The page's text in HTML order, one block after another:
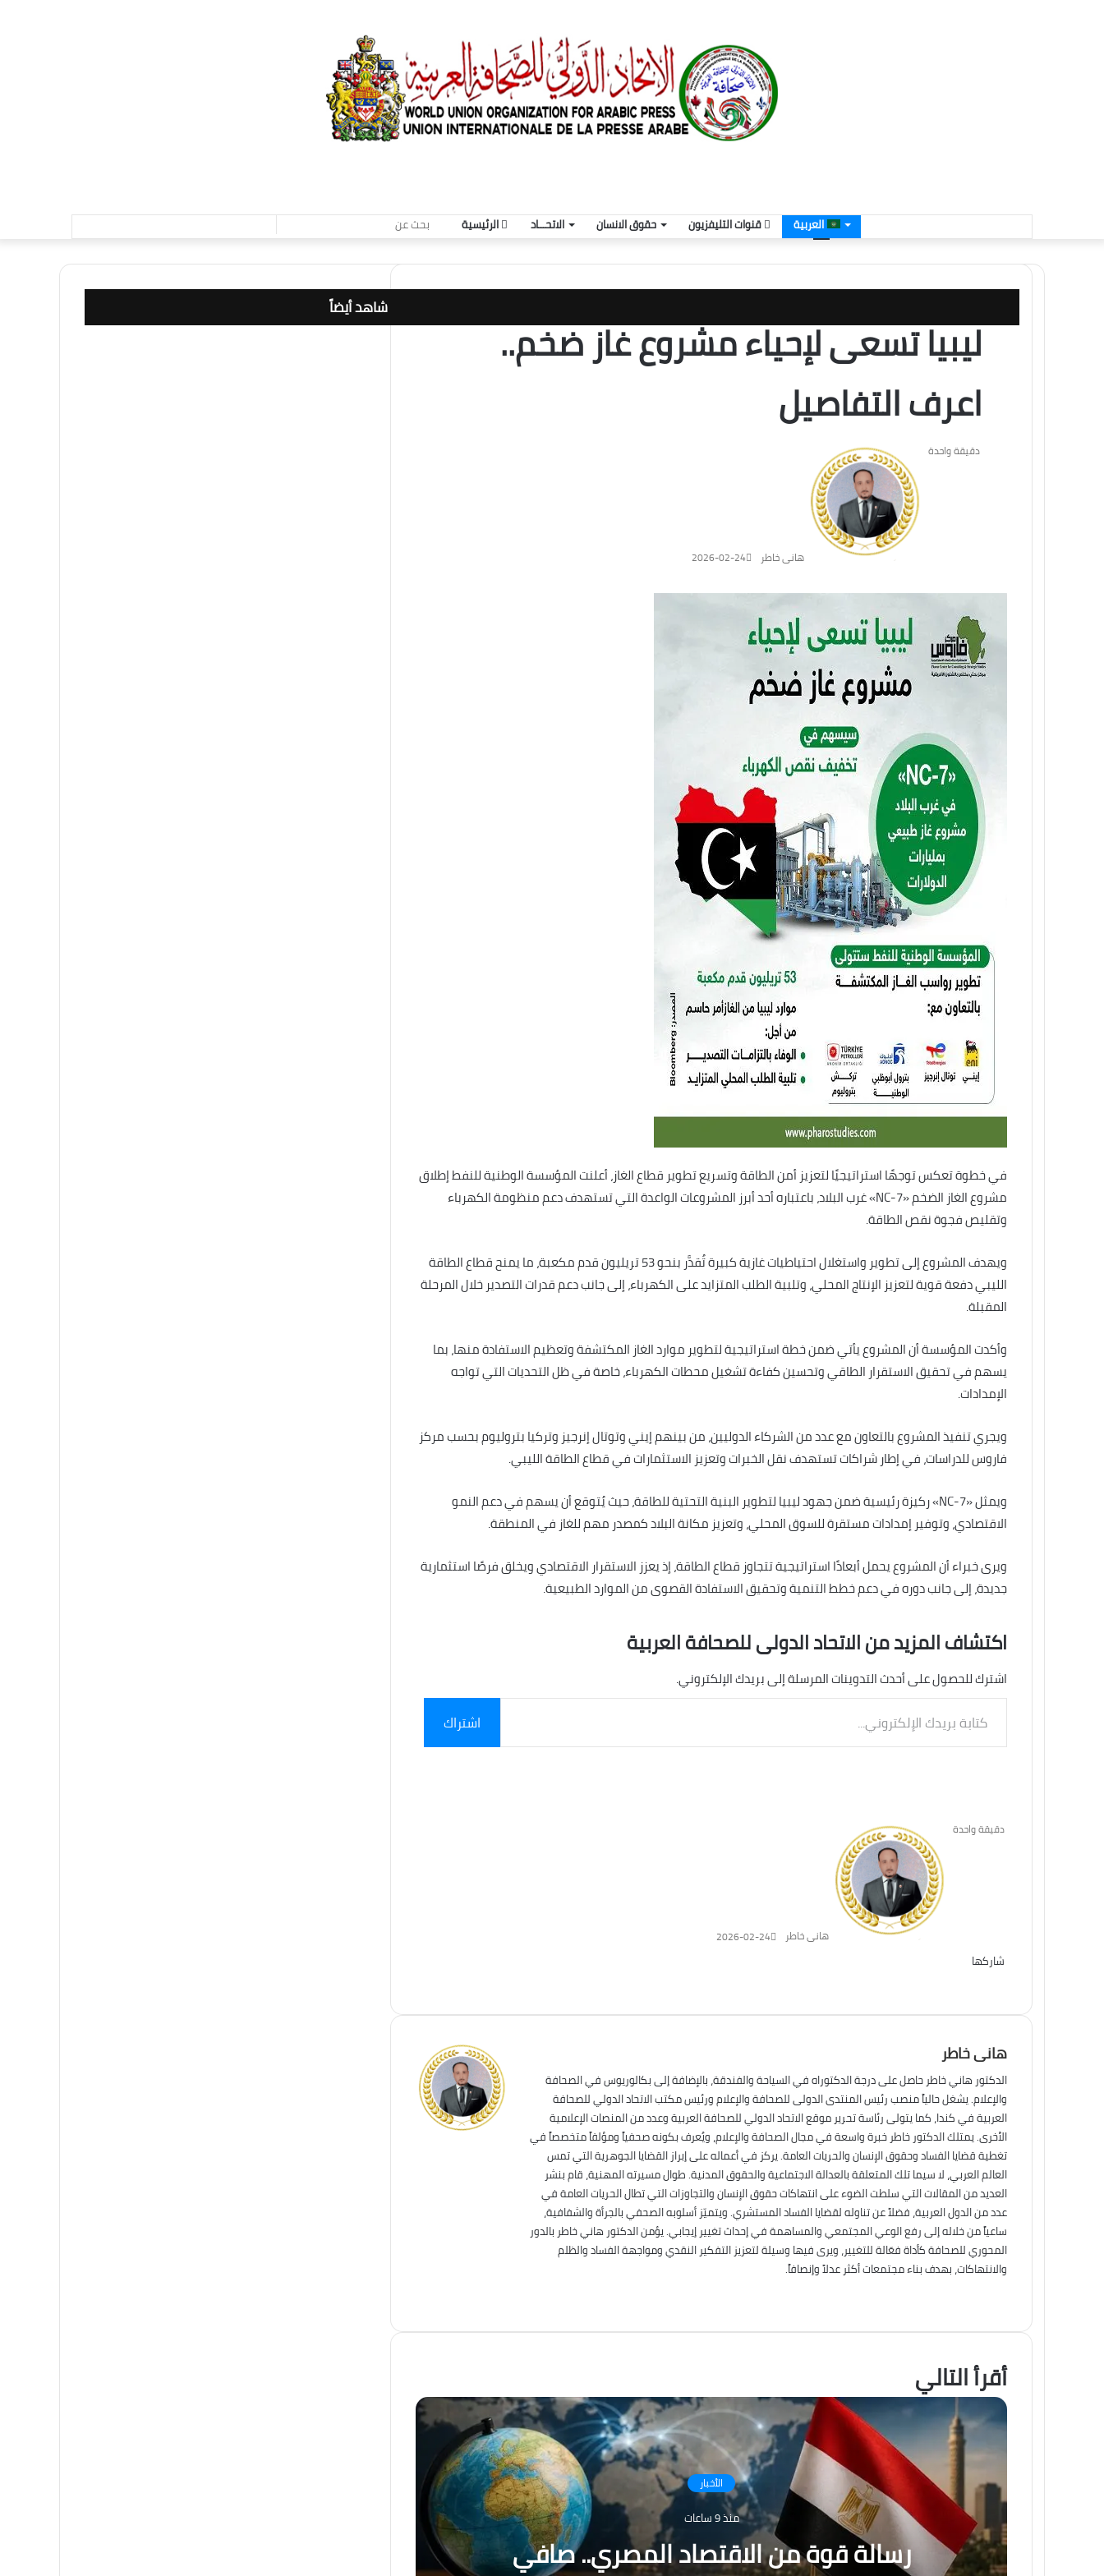
الرئيسية الاتحـــاد حقوق الانسان قنوات التليفزيون العربية
بحث
ليبيا تسعى لإحياء مشروع غاز ضخم..
اعرف التفاصيل
هانى خاطر 2026-02-24
دقيقة واحدة
في خطوة تعكس توجهًا استراتيجيًا لتعزيز أمن الطاقة وتسريع تطوير قطاع الغاز، أعلنت المؤسسة الوطنية للنفط إطلاق
مشروع الغاز الضخم «NC-7» غرب البلاد، باعتباره أحد أبرز المشروعات الواعدة التي تستهدف دعم منظومة الكهرباء
وتقليص فجوة نقص الطاقة.
ويهدف المشروع إلى تطوير واستغلال احتياطيات غازية كبيرة تُقدَّر بنحو 53 تريليون قدم مكعبة، ما يمنح قطاع الطاقة
الليبي دفعة قوية لتعزيز الإنتاج المحلي، وتلبية الطلب المتزايد على الكهرباء، إلى جانب دعم قدرات التصدير خلال المرحلة
المقبلة.
وأكدت المؤسسة أن المشروع يأتي ضمن خطة استراتيجية لتطوير موارد الغاز المكتشفة وتعظيم الاستفادة منها، بما
يسهم في تحقيق الاستقرار الطاقي وتحسين كفاءة تشغيل محطات الكهرباء، خاصة في ظل التحديات التي تواجه
الإمدادات.
ويجري تنفيذ المشروع بالتعاون مع عدد من الشركاء الدوليين، من بينهم إيني وتوتال إنرجيز وتركيا بتروليوم بحسب مركز
فاروس للدراسات، في إطار شراكات تستهدف نقل الخبرات وتعزيز الاستثمارات في قطاع الطاقة الليبي.
ويمثل «NC-7» ركيزة رئيسية ضمن جهود ليبيا لتطوير البنية التحتية للطاقة، حيث يُتوقع أن يسهم في دعم النمو
الاقتصادي، وتوفير إمدادات مستقرة للسوق المحلي، وتعزيز مكانة البلاد كمصدر مهم للغاز في المنطقة.
ويرى خبراء أن المشروع يحمل أبعادًا استراتيجية تتجاوز قطاع الطاقة، إذ يعزز الاستقرار الاقتصادي ويخلق فرصًا استثمارية
جديدة، إلى جانب دوره في دعم خطط التنمية وتحقيق الاستفادة القصوى من الموارد الطبيعية.
اكتشاف المزيد من الاتحاد الدولى للصحافة العربية
اشترك للحصول على أحدث التدوينات المرسلة إلى بريدك الإلكتروني.
الإلكتروني...
اشتراك
هانى خاطر 2026-02-24
دقيقة واحدة
شاركها
هانى خاطر
الدكتور هاني خاطر حاصل على درجة الدكتوراه في السياحة والفندقة، بالإضافة إلى بكالوريوس في الصحافة
والإعلام. يشغل حالياً منصب رئيس المنتدى الدولى للصحافة والإعلام ورئيس مكتب الاتحاد الدولي للصحافة
العربية في كندا، كما يتولى رئاسة تحرير موقع الاتحاد الدولي للصحافة العربية وعدد من المنصات الإعلامية
الأخرى. يمتلك الدكتور خاطر خبرة واسعة في مجال الصحافة والإعلام، ويُعرف بكونه صحفياً ومؤلفاً متخصصاً في
تغطية قضايا الفساد وحقوق الإنسان والحريات العامة. يركز في أعماله على إبراز القضايا الجوهرية التي تمس
العالم العربي، لا سيما تلك المتعلقة بالعدالة الاجتماعية والحقوق المدنية. طوال مسيرته المهنية، قام بنشر
العديد من المقالات التي سلطت الضوء على انتهاكات حقوق الإنسان والتجاوزات التي تطال الحريات العامة في
عدد من الدول العربية، فضلاً عن تناوله لقضايا الفساد المستشري. ويتميّز أسلوبه الصحفي بالجرأة والشفافية،
ساعياً من خلاله إلى رفع الوعي المجتمعي والمساهمة في إحداث تغيير إيجابي. يؤمن الدكتور هاني خاطر بالدور
المحوري للصحافة كأداة فعّالة للتغيير، ويرى فيها وسيلة لتعزيز التفكير النقدي ومواجهة الفساد والظلم
والانتهاكات، بهدف بناء مجتمعات أكثر عدلاً وإنصافاً.
أقرأ التالي
الأخبار
منذ 9 ساعات
رسالة قوة من الاقتصاد المصري.. صافي
شاهد أيضاً
إغلاق